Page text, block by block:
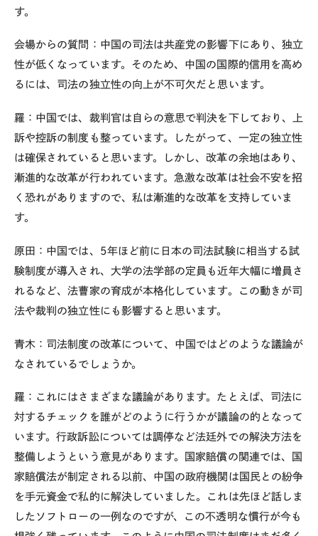
す。
会場からの質問：中国の司法は共産党の影響下にあり、独立
性が低くなっています。そのため、中国の国際的信用を高め
るには、司法の独立性の向上が不可欠だと思います。
羅：中国では、裁判官は自らの意思で判決を下しており、上
訴や控訴の制度も整っています。したがって、一定の独立性
は確保されていると思います。しかし、改革の余地はあり、
漸進的な改革が行われています。急激な改革は社会不安を招
く恐れがありますので、私は漸進的な改革を支持していま
す。
原田：中国では、5年ほど前に日本の司法試験に相当する試
験制度が導入され、大学の法学部の定員も近年大幅に増員さ
れるなど、法曹家の育成が本格化しています。この動きが司
法や裁判の独立性にも影響すると思います。
青木：司法制度の改革について、中国ではどのような議論が
なされているでしょうか。
羅：これにはさまざまな議論があります。たとえば、司法に
対するチェックを誰がどのように行うかが議論の的となって
います。行政訴訟については調停など法廷外での解決方法を
整備しようという意見があります。国家賠償の関連では、国
家賠償法が制定される以前、中国の政府機関は国民との紛争
を手元資金で私的に解決していました。これは先ほど話しま
したソフトローの一例なのですが、この不透明な慣行が今も